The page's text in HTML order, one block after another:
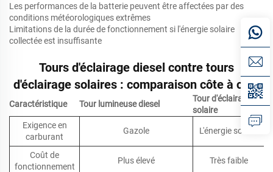
Les performances de la batterie peuvent être affectées par des
conditions météorologiques extrêmes
Limitations de la durée de fonctionnement si l'énergie solaire
collectée est insuffisante
Tours d'éclairage diesel contre tours
d'éclairage solaires : comparaison côte à côte
Caractéristique Tour lumineuse diesel
Tour d'éclairage
solaire
Exigence en
carburant
Gazole L'énergie solaire
Coût de
fonctionnement
Plus élevé Très faible